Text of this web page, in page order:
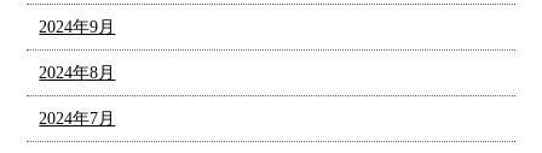
2024年9月
2024年8月
2024年7月